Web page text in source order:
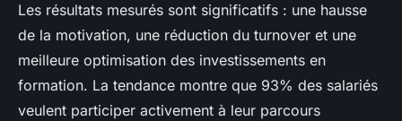
Les résultats mesurés sont significatifs : une hausse
de la motivation, une réduction du turnover et une
meilleure optimisation des investissements en
formation. La tendance montre que 93% des salariés
veulent participer activement à leur parcours